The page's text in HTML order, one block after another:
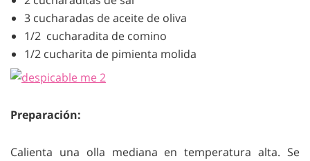
3 cucharadas de aceite de oliva
1/2 cucharadita de comino
1/2 cucharita de pimienta molida
Preparación:
Calienta una olla mediana en temperatura alta. Se